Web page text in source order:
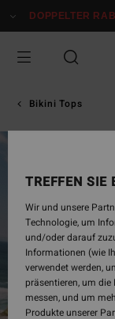
zur
springen
DOPPELTER
Bikini Tops
TREFFEN SIE
Wir und unsere
Technologie, um
und/oder darauf
Informationen (wie
verwendet werden,
präsentieren, um
messen, und um
Produkte unserer